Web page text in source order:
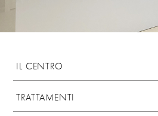
IL CENTRO
TRATTAMENTI